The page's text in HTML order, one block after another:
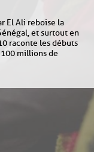
El Ali reboise la
et surtout en
raconte les débuts
millions de